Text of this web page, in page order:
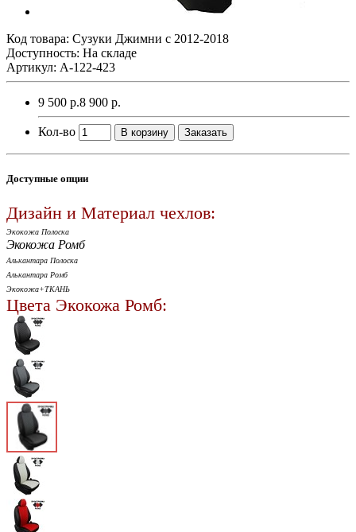
Код товара: Сузуки Джимни с 2012-2018
Доступность: На складе
Артикул: A-122-423
9 500 р.8 900 р.
Кол-во В корзину Заказать
Доступные опции
Дизайн и Материал чехлов:
Экокожа Полоска
Экокожа Ромб
Алькантара Полоска
Алькантара Ромб
Экокожа+ТКАНЬ
Цвета Экокожа Ромб: